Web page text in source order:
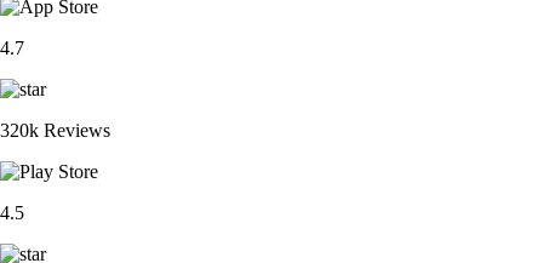
4.7
320k Reviews
4.5